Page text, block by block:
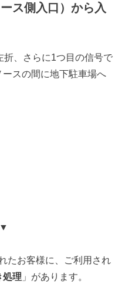
ス側入口）から入
折、さらに1つ目の信号で
スの間に地下駐車場へ
たお客様に、ご利用され
処理 」があります。